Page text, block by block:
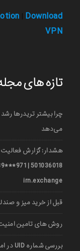
Download
VPN
تازه های
می‌دهد
هشدار: گزارش
irn.exchange
قبل از خرید میز و
روش های تامین
بررسی شماره UID در امارات (UAE Unified Number)